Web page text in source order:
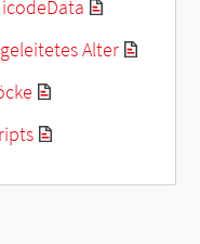
Alter